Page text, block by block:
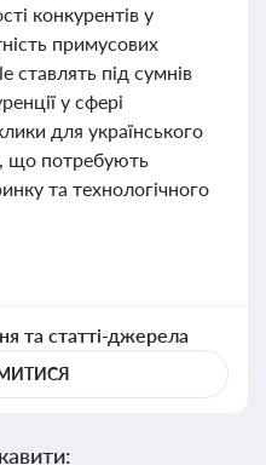
конкурентів у
примусових
ставлять під сумнів
у сфері
для українського
що потребують
та технологічного
та статті-джерела